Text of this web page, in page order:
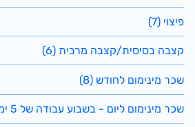
פיצוי (7)
קצבה בסיסית/קצבה מרבית (6)
שכר מינימום לחודש (8)
שכר מינימום ליום - בשבוע עבודה של 5 ימים (10)